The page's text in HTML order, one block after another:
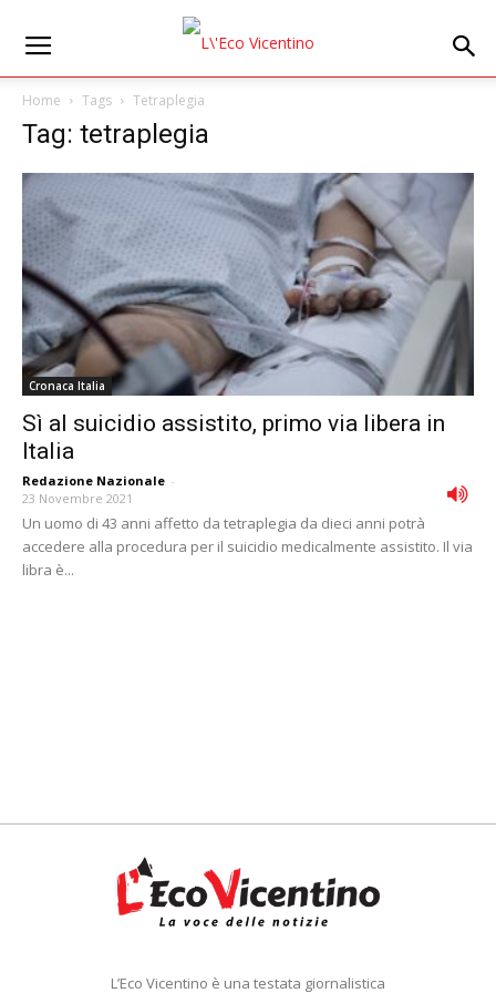
Home Tags Tetraplegia
Tag: tetraplegia
Cronaca Italia
Sì al suicidio assistito, primo via libera in
Italia
Redazione Nazionale -
23 Novembre 2021
Un uomo di 43 anni affetto da tetraplegia da dieci anni potrà
accedere alla procedura per il suicidio medicalmente assistito. Il via
libra è...
L’Eco Vicentino è una testata giornalistica